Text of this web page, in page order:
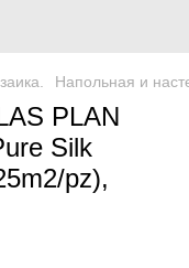
Напольная и
PLAN
Silk
pz),